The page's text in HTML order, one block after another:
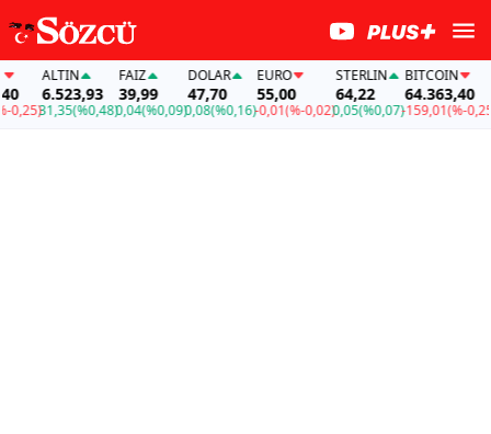
ALTIN
6.523,93
31,35(%0,48)
FAİZ
39,99
0,04(%0,09)
DOLAR
47,70
0,08(%0,16)
EURO
55,00
-0,01(%-0,02)
STERLIN
64,22
0,05(%0,07)
BITCOIN
64.363,40
-159,01(%-0,25)